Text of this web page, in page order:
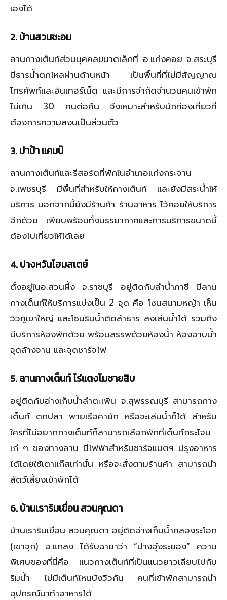
เองได้
2. บ้านสวนชะอม
ลานกางเต็นท์ส่วนบุคคลขนาดเล็กที่ อ.แก่งคอย จ.สระบุรี
มีธารน้ำตกไหลผ่านด้านหน้า เป็นพื้นที่ที่ไม่มีสัญญาณ
โทรศัพท์และอินเทอร์เน็ต และมีการจำกัดจำนวนคนเข้าพัก
ไม่เกิน 30 คนต่อคืน จึงเหมาะสำหรับนักท่องเที่ยวที่
ต้องการความสงบเป็นส่วนตัว
3. ปาป้า แคมป์
ลานกางเต็นท์และรีสอร์ตที่พักในอำเภอแก่งกระจาน
จ.เพชรบุรี มีพื้นที่สำหรับให้กางเต็นท์ และยังมีสระน้ำให้
บริการ นอกจากนี้ยังมีร้านค้า ร้านอาหาร ไว้คอยให้บริการ
อีกด้วย เพียบพร้อมทั้งบรรยากาศและการบริการขนาดนี้
ต้องไปเที่ยวให้ได้เลย
4. ปางหวันโฮมสเตย์
ตั้งอยู่ในอ.สวนผึ้ง จ.ราชบุรี อยู่ติดกับลำน้ำภาชี มีลาน
กางเต็นท์ให้บริการแบ่งเป็น 2 จุด คือ โซนสนามหญ้า เห็น
วิวภูเขาใหญ่ และโซนริมน้ำติดลำธาร ลงเล่นน้ำได้ รวมถึง
มีบริการห้องพักด้วย พร้อมสรรพด้วยห้องน้ำ ห้องอาบน้ำ
จุดล้างจาน และจุดชาร์จไฟ
5. ลานกางเต็นท์ ไร่แตงโมชายสิบ
อยู่ติดกับอ่างเก็บน้ำลำตะเพิน จ.สุพรรณบุรี สามารถกาง
เต็นท์ ตกปลา พายเรือคายัก หรือจะเล่นน้ำก็ได้ สำหรับ
ใครที่ไม่อยากกางเต็นท์ก็สามารถเลือกพักที่เต็นท์กระโจม
เก๋ ๆ ของทางลาน มีไฟฟ้าสำหรับชาร์จแบตฯ ปรุงอาหาร
ได้โดยใช้เตาแก๊สเท่านั้น หรือจะสั่งตามร้านค้า สามารถนำ
สัตว์เลี้ยงเข้าพักได้
6. บ้านเราริมเขื่อน สวนคุณดา
บ้านเราริมเขื่อน สวนคุณดา อยู่ติดอ่างเก็บน้ำคลองระโอก
(เขาจุก) อ.แกลง ได้รับฉายาว่า “ปางอุ๋งระยอง” ความ
พิเศษของที่นี่คือ แนวกางเต็นท์ที่เป็นแนวยาวเลียบไปกับ
ริมน้ำ ไม่มีเต็นท์ไหนบังวิวกัน คนที่เข้าพักสามารถนำ
อุปกรณ์มาทำอาหารได้